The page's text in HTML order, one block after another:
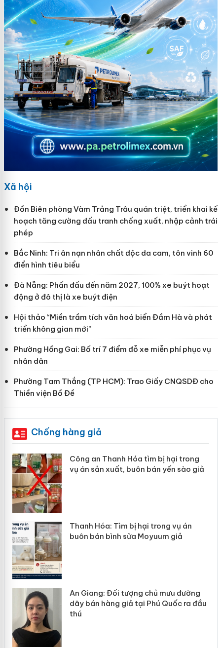
Xã hội
Đồn Biên phòng Vàm Trảng Trâu quán triệt, triển khai kế
hoạch tăng cường đấu tranh chống xuất, nhập cảnh trái
phép
Bắc Ninh: Tri ân nạn nhân chất độc da cam, tôn vinh 60
điển hình tiêu biểu
Đà Nẵng: Phấn đấu đến năm 2027, 100% xe buýt hoạt
động ở đô thị là xe buýt điện
Hội thảo “Miền trầm tích văn hoá biển Đầm Hà và phát
triển không gian mới”
Phường Hồng Gai: Bố trí 7 điểm đỗ xe miễn phí phục vụ
nhân dân
Phường Tam Thắng (TP HCM): Trao Giấy CNQSDĐ cho
Thiền viện Bồ Đề
Chống hàng giả
hại trong
yến sào giả
vụ án
giả
đường
Quốc ra đầu
Lào Cai xử lý 83 vụ vi phạm
mại trong tháng 7
Hưng Yên: Xử lý 6 hộ kinh
hàng giả mạo nhãn hiệu
Cà Mau: Tiêu hủy công khai
ngàn sản phẩm nhập lậu, bảo